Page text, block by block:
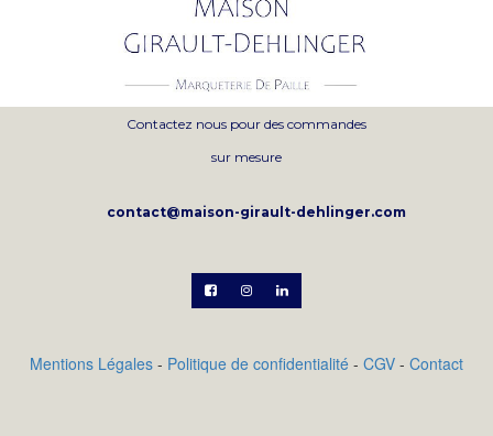
Contactez nous pour des commandes
sur mesure
contact@maison-girault-dehlinger.com
  
Mentions Légales - Politique de confidentialité - CGV - Contact